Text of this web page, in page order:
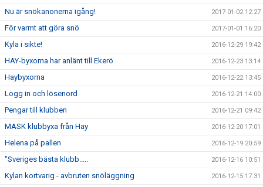
Nu är snökanonerna igång! 2017-01-02 12:27
För varmt att göra snö 2017-01-01 16:20
Kyla i sikte! 2016-12-29 19:42
HAY-byxorna har anlänt till Ekerö 2016-12-23 13:14
Haybyxorna 2016-12-22 13:45
Logg in och lösenord 2016-12-21 14:00
Pengar till klubben 2016-12-21 09:42
MASK klubbyxa från Hay 2016-12-20 17:01
Helena på pallen 2016-12-19 20:59
"Sveriges bästa klubb..... 2016-12-16 10:51
Kylan kortvarig - avbruten snöläggning 2016-12-15 17:31